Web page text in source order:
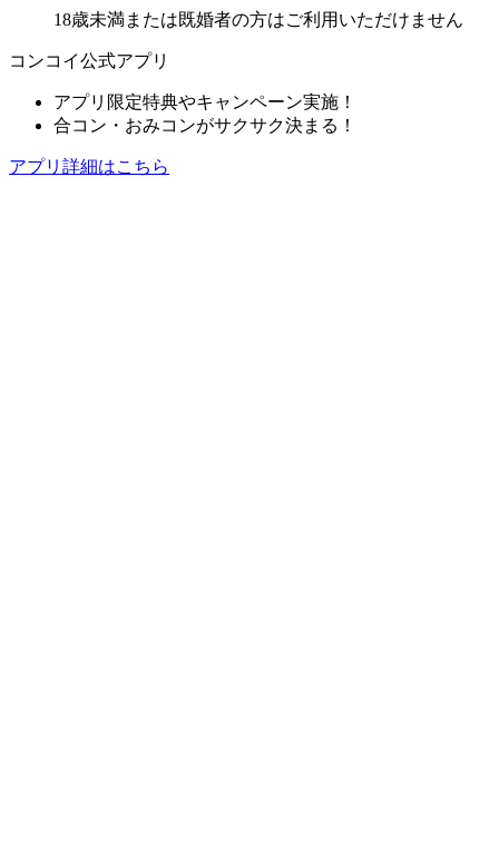
18歳未満または既婚者の方はご利用いただけません
コンコイ公式アプリ
アプリ限定特典やキャンペーン実施！
合コン・おみコンがサクサク決まる！
アプリ詳細はこちら